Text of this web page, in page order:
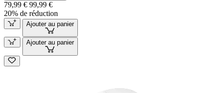
79,99 € 99,99 €
20% de réduction
Ajouter au panier
Ajouter au panier